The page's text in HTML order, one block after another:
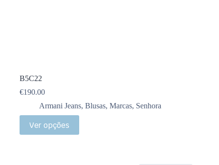
B5C22
€190.00
Armani Jeans, Blusas, Marcas, Senhora
Ver opções